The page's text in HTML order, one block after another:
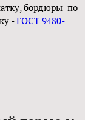
бордюры по
-ГОСТ 9480-